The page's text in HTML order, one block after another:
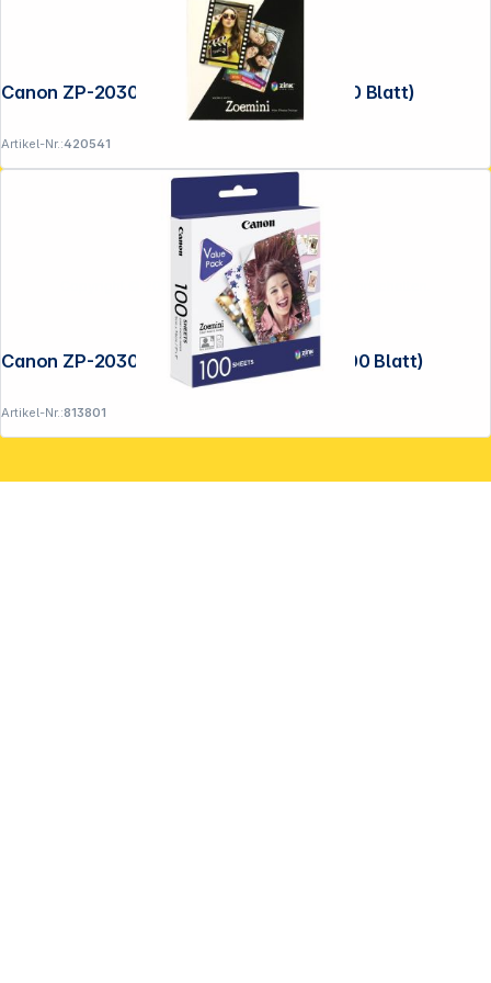
Canon ZP-2030 ZINK Paper 5 x 7,5 cm (20 Blatt)
Artikel-Nr.:420541
Canon ZP-2030 ZINK Paper 5 x 7,5 cm (100 Blatt)
Artikel-Nr.:813801
Copyright © 2001 - 2026 DGH - Alle Rechte vorbehalten.